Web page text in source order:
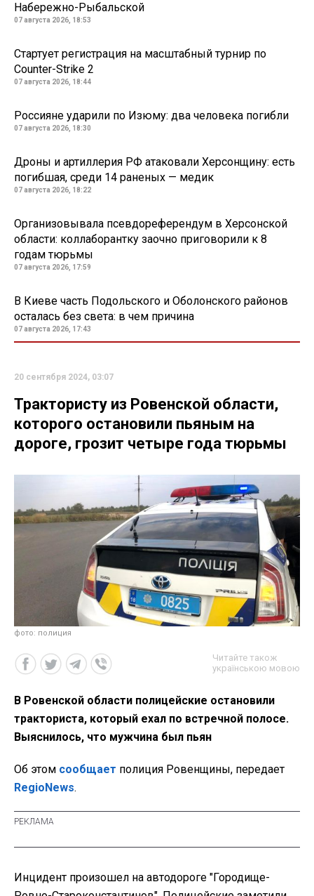
Набережно-Рыбальской
07 августа 2026, 18:53
Стартует регистрация на масштабный турнир по
Counter-Strike 2
07 августа 2026, 18:44
Россияне ударили по Изюму: два человека погибли
07 августа 2026, 18:30
Дроны и артиллерия РФ атаковали Херсонщину: есть
погибшая, среди 14 раненых — медик
07 августа 2026, 18:22
Организовывала псевдореферендум в Херсонской
области: коллаборантку заочно приговорили к 8
годам тюрьмы
07 августа 2026, 17:59
В Киеве часть Подольского и Оболонского районов
осталась без света: в чем причина
07 августа 2026, 17:43
20 сентября 2024, 03:07
Трактористу из Ровенской области,
которого остановили пьяным на
дороге, грозит четыре года тюрьмы
фото: полиция
Читайте також
українською мовою
В Ровенской области полицейские остановили
тракториста, который ехал по встречной полосе.
Выяснилось, что мужчина был пьян
Об этом сообщает полиция Ровенщины, передает
RegioNews.
Инцидент произошел на автодороге "Городище-